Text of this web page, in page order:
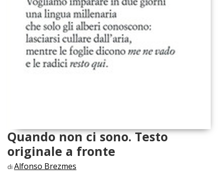
Quando non ci sono. Testo
originale a fronte
di Alfonso Brezmes